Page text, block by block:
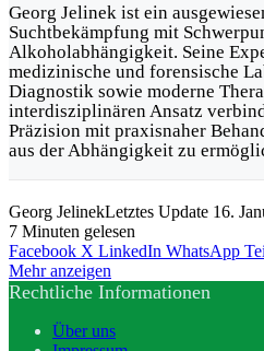
Georg Jelinek ist ein
Suchtbekämpfung mit
Alkoholabhängigkeit. Seine
medizinische und forensische
Diagnostik sowie moderne
interdisziplinären Ansatz
Präzision mit praxisnaher
aus der Abhängigkeit zu
Georg JelinekLetztes Update 16.
7 Minuten gelesen
Facebook X LinkedIn WhatsApp
Mehr anzeigen
Rechtliche Informationen
Über uns